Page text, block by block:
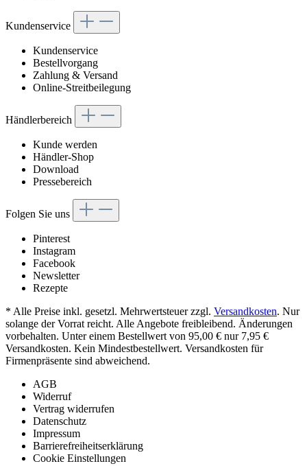
Kundenservice
Kundenservice
Bestellvorgang
Zahlung & Versand
Online-Streitbeilegung
Händlerbereich
Kunde werden
Händler-Shop
Download
Pressebereich
Folgen Sie uns
Pinterest
Instagram
Facebook
Newsletter
Rezepte
* Alle Preise inkl. gesetzl. Mehrwertsteuer zzgl. Versandkosten. Nur
solange der Vorrat reicht. Alle Angebote freibleibend. Änderungen
vorbehalten. Unter einem Bestellwert von 95,00 € nur 7,95 €
Versandkosten. Kein Mindestbestellwert. Versandkosten für
Firmenpräsente sind abweichend.
AGB
Widerruf
Vertrag widerrufen
Datenschutz
Impressum
Barrierefreiheitserklärung
Cookie Einstellungen